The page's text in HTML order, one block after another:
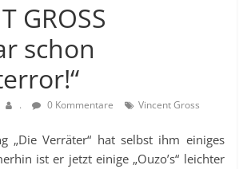
GROSS
schon
. 0 Kommentare Vincent Gross
„Die Verräter“ hat selbst ihm einiges
ist er jetzt einige „Ouzo’s“ leichter